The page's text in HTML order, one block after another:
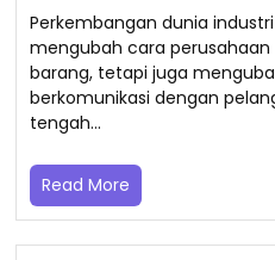
Perkembangan dunia
mengubah cara
barang, tetapi juga
berkomunikasi dengan
tengah…
Read More